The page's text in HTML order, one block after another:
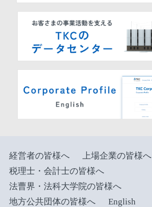
経営者の皆様へ
上場企業の皆様へ
税理士・会計士の皆様へ
法曹界・法科大学院の皆様へ
地方公共団体の皆様へ
English